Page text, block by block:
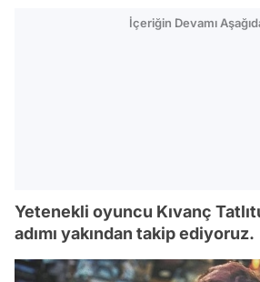
İçeriğin Devamı
Yetenekli oyuncu Kıvanç
adımı yakından takip ediyoruz.